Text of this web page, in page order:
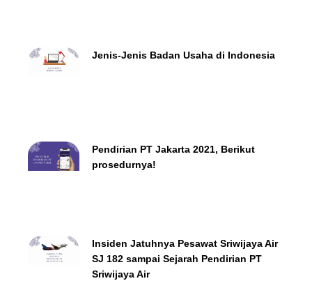
Jenis-Jenis Badan Usaha di Indonesia
Pendirian PT Jakarta 2021, Berikut
prosedurnya!
Insiden Jatuhnya Pesawat Sriwijaya Air
SJ 182 sampai Sejarah Pendirian PT
Sriwijaya Air